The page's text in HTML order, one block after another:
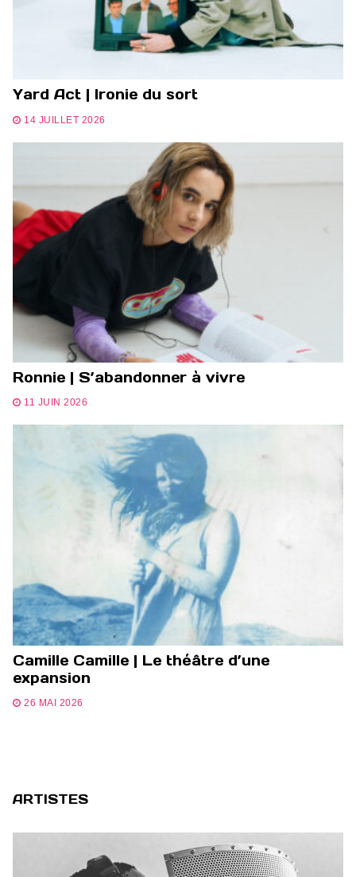
Yard Act | Ironie du sort
14 JUILLET 2026
Ronnie | S’abandonner à vivre
11 JUIN 2026
Camille Camille | Le théâtre d’une
expansion
26 MAI 2026
ARTISTES